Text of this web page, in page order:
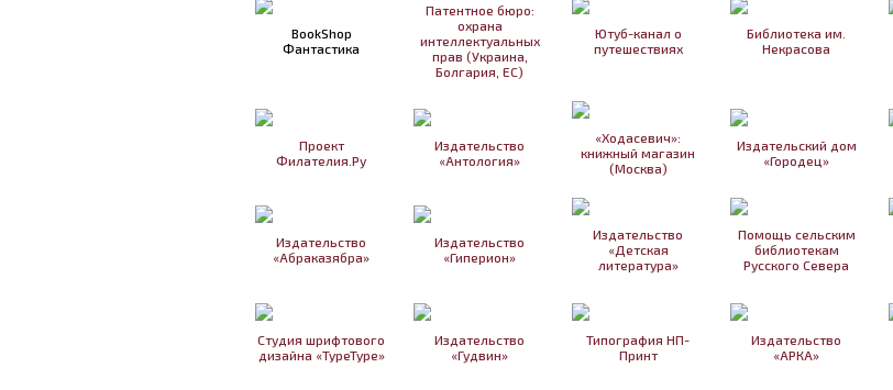
BookShop
Фантастика
Патентное бюро:
охрана
интеллектуальных
прав (Украина,
Болгария, ЕС)
Ютуб-канал о
путешествиях
Библиотека им.
Некрасова
Проект
Филателия.Ру
Издательство
«Антология»
«Ходасевич»:
книжный магазин
(Москва)
Издательский дом
«Городец»
Издательство
«Абраказябра»
Издательство
«Гиперион»
Издательство
«Детская
литература»
Помощь сельским
библиотекам
Русского Севера
Студия шрифтового
дизайна «TypeType»
Издательство
«Гудвин»
Типография НП-
Принт
Издательство
«АРКА»